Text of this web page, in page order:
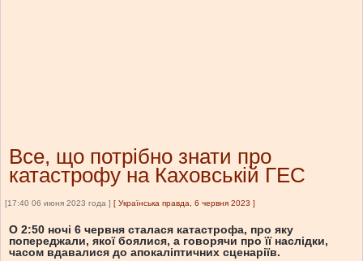
Все, що потрібно знати про
катастрофу на Каховській ГЕС
[17:40 06 июня 2023 года ] [ Українська правда, 6 червня 2023 ]
О 2:50 ночі 6 червня сталася катастрофа, про яку
попереджали, якої боялися, а говорячи про її наслідки,
часом вдавалися до апокаліптичних сценаріїв.